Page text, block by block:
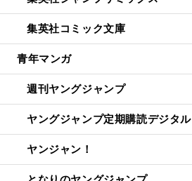
集英社コミック文庫
青年マンガ
週刊ヤングジャンプ
ヤングジャンプ定期購読デジタル
ヤンジャン！